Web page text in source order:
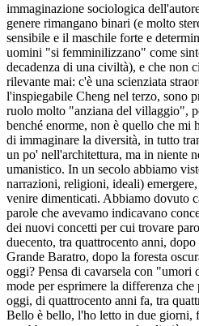
immaginazione sociologica
genere rimangano binari (e molto
sensibile e il maschile forte e
uomini "si femminilizzano" come
decadenza di una civiltà), e che non
rilevante mai: c'è una scienziata
l'inspiegabile Cheng nel terzo, sono
ruolo molto "anziana del villaggio",
benché enorme, non è quello che mi
di immaginare la diversità, in tutto
un po' nell'architettura, ma in niente
umanistico. In un secolo abbiamo
narrazioni, religioni, ideali)
venire dimenticati. Abbiamo dovuto
parole che avevamo indicavano
dei nuovi concetti per cui trovare
duecento, tra quattrocento anni,
Grande Baratro, dopo la foresta
oggi? Pensa di cavarsela con
mode per esprimere la differenza che
oggi, di quattrocento anni fa, tra
Bello è bello, l'ho letto in due giorni,